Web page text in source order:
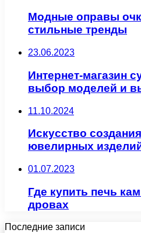
Модные оправы
стильные тренды
23.06.2023
Интернет-магазин
выбор моделей и
11.10.2024
Искусство
ювелирных
01.07.2023
Где купить печь
дровах
Последние записи